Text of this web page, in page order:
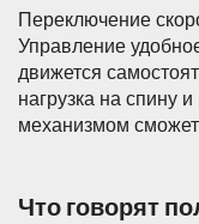
Переключение
Управление
движется
нагрузка на спину
механизмом
Что говорят